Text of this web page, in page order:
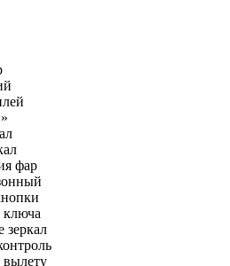
фар
ключа
зеркал
вылету